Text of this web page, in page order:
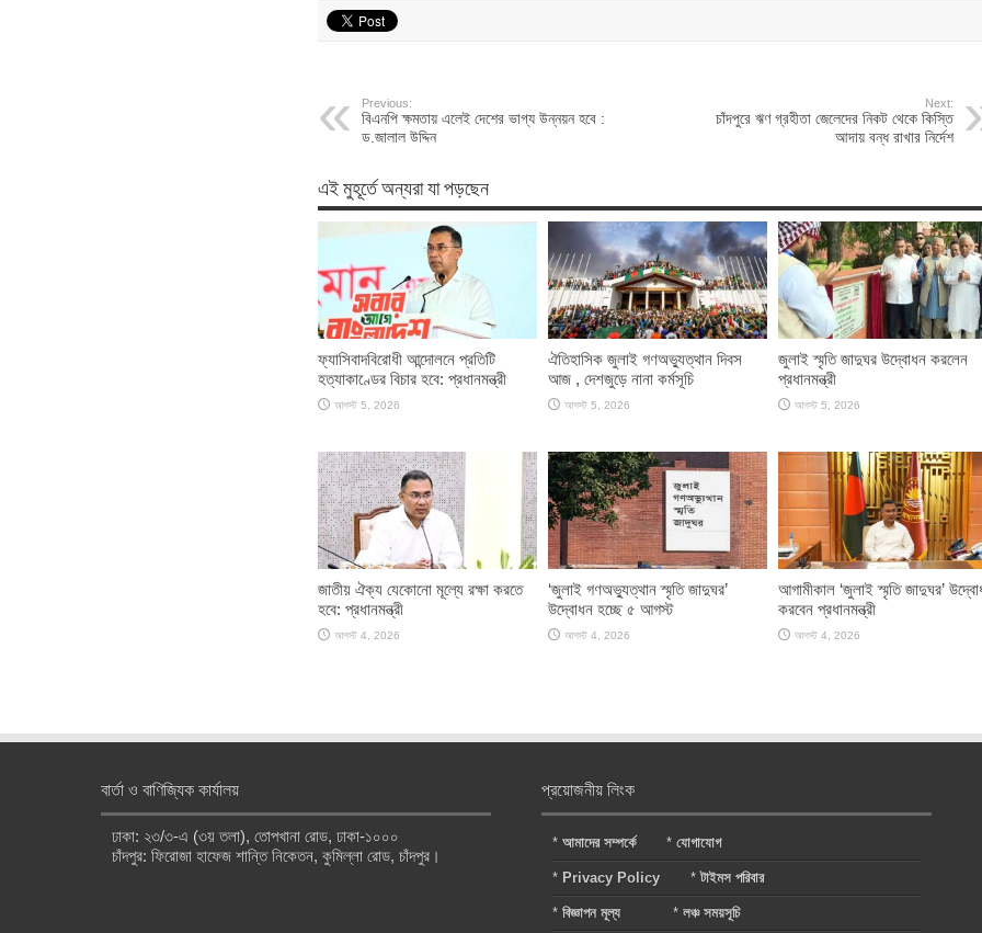
Previous:
বিএনপি ক্ষমতায় এলেই দেশের ভাগ্য উন্নয়ন হবে :
ড.জালাল উদ্দিন
Next:
চাঁদপুরে ঋণ গ্রহীতা জেলেদের নিকট থেকে কিস্তি
আদায় বন্ধ রাখার নির্দেশ
এই মুহূর্তে অন্যরা যা পড়ছেন
ফ্যাসিবাদবিরোধী আন্দোলনে প্রতিটি
হত্যাকাণ্ডের বিচার হবে: প্রধানমন্ত্রী
আগস্ট 5, 2026
ঐতিহাসিক জুলাই গণঅভ্যুত্থান দিবস
আজ , দেশজুড়ে নানা কর্মসূচি
আগস্ট 5, 2026
জুলাই স্মৃতি জাদুঘর উদ্বোধন করলেন
প্রধানমন্ত্রী
আগস্ট 5, 2026
জাতীয় ঐক্য যেকোনো মূল্যে রক্ষা করতে
হবে: প্রধানমন্ত্রী
আগস্ট 4, 2026
‘জুলাই গণঅভ্যুত্থান স্মৃতি জাদুঘর’
উদ্বোধন হচ্ছে ৫ আগস্ট
আগস্ট 4, 2026
আগামীকাল ‘জুলাই স্মৃতি জাদুঘর’
করবেন প্রধানমন্ত্রী
আগস্ট 4, 2026
বার্তা ও বাণিজ্যিক কার্যালয়
ঢাকা: ২৩/৩-এ (৩য় তলা), তোপখানা রোড, ঢাকা-১০০০
চাঁদপুর: ফিরোজা হাফেজ শান্তি নিকেতন, কুমিল্লা রোড, চাঁদপুর।
প্রয়োজনীয় লিংক
*আমাদের সম্পর্কে *যোগাযোগ
* Privacy Policy *টাইমস পরিবার
*বিজ্ঞাপন মূল্য *লঞ্চ সময়সূচি